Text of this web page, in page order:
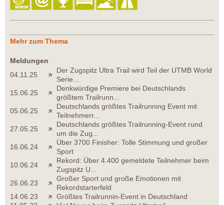
Mehr zum Thema
Meldungen
04.11.25
Der Zugspitz Ultra Trail wird Teil der UTMB World
Serie...
15.06.25
Denkwürdige Premiere bei Deutschlands
größtem Trailrunn...
05.06.25
Deutschlands größtes Trailrunning Event mit
Teilnehmerr...
27.05.25
Deutschlands größtes Trailrunning-Event rund
um die Zug...
16.06.24
Über 3700 Finisher: Tolle Stimmung und großer
Sport
10.06.24
Rekord: Über 4.400 gemeldete Teilnehmer beim
Zugspitz U...
26.06.23
Großer Sport und große Emotionen mit
Rekordstarterfeld
14.06.23
Größtes Trailrunnin-Event in Deutschland